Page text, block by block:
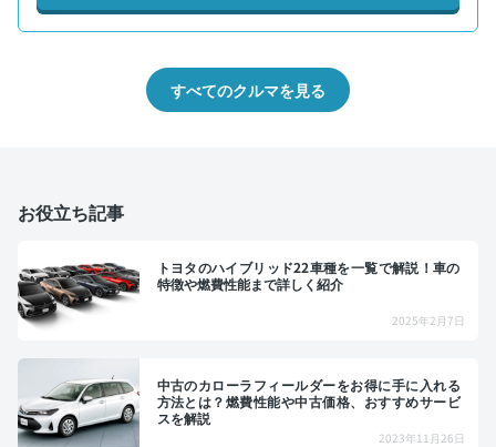
すべてのクルマを見る
お役立ち記事
トヨタのハイブリッド22車種を一覧で解説！車の
特徴や燃費性能まで詳しく紹介
2025年2月7日
中古のカローラフィールダーをお得に手に入れる
方法とは？燃費性能や中古価格、おすすめサービ
スを解説
2023年11月26日